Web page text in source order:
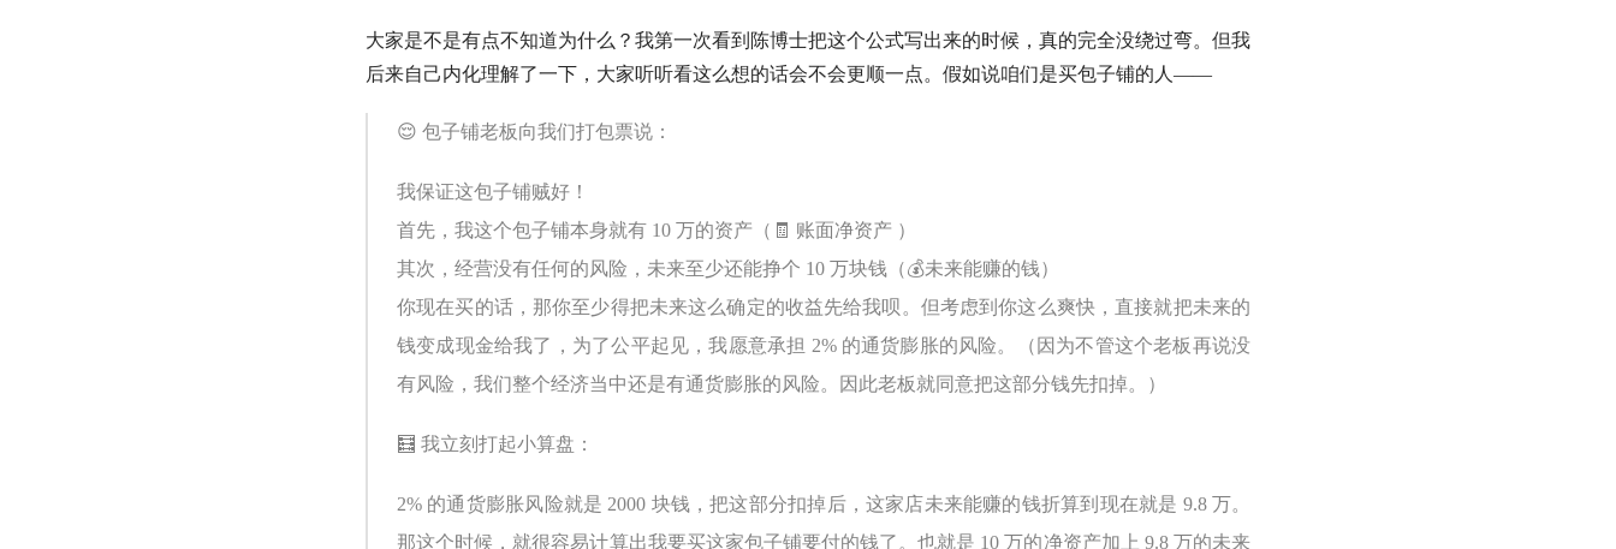
大家是不是有点不知道为什么？我第一次看到陈博士把这个公式写出来的时候，真的完全没绕过弯。但我
后来自己内化理解了一下，大家听听看这么想的话会不会更顺一点。假如说咱们是买包子铺的人——
😌 包子铺老板向我们打包票说：
我保证这包子铺贼好！
首先，我这个包子铺本身就有 10 万的资产（🧾 账面净资产 ）
其次，经营没有任何的风险，未来至少还能挣个 10 万块钱（💰未来能赚的钱）
你现在买的话，那你至少得把未来这么确定的收益先给我呗。但考虑到你这么爽快，直接就把未来的
钱变成现金给我了，为了公平起见，我愿意承担 2% 的通货膨胀的风险。（因为不管这个老板再说没
有风险，我们整个经济当中还是有通货膨胀的风险。因此老板就同意把这部分钱先扣掉。）
🧮 我立刻打起小算盘：
2% 的通货膨胀风险就是 2000 块钱，把这部分扣掉后，这家店未来能赚的钱折算到现在就是 9.8 万。
那这个时候，就很容易计算出我要买这家包子铺要付的钱了。也就是 10 万的净资产加上 9.8 万的未来